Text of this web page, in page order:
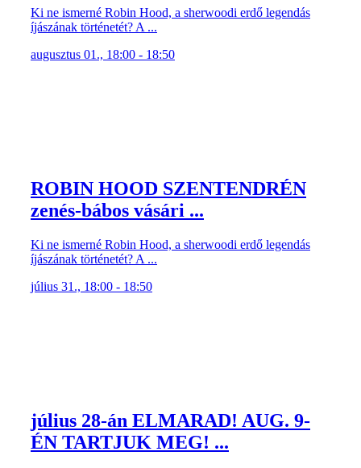
Ki ne ismerné Robin Hood, a sherwoodi erdő legendás
íjászának történetét? A ...
augusztus 01., 18:00 - 18:50
ROBIN HOOD SZENTENDRÉN
zenés-bábos vásári ...
Ki ne ismerné Robin Hood, a sherwoodi erdő legendás
íjászának történetét? A ...
július 31., 18:00 - 18:50
július 28-án ELMARAD! AUG. 9-
ÉN TARTJUK MEG! ...